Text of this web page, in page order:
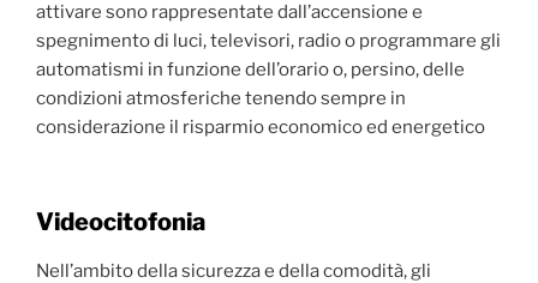
attivare sono rappresentate dall’accensione e
spegnimento di luci, televisori, radio o programmare gli
automatismi in funzione dell’orario o, persino, delle
condizioni atmosferiche tenendo sempre in
considerazione il risparmio economico ed energetico
Videocitofonia
Nell’ambito della sicurezza e della comodità, gli